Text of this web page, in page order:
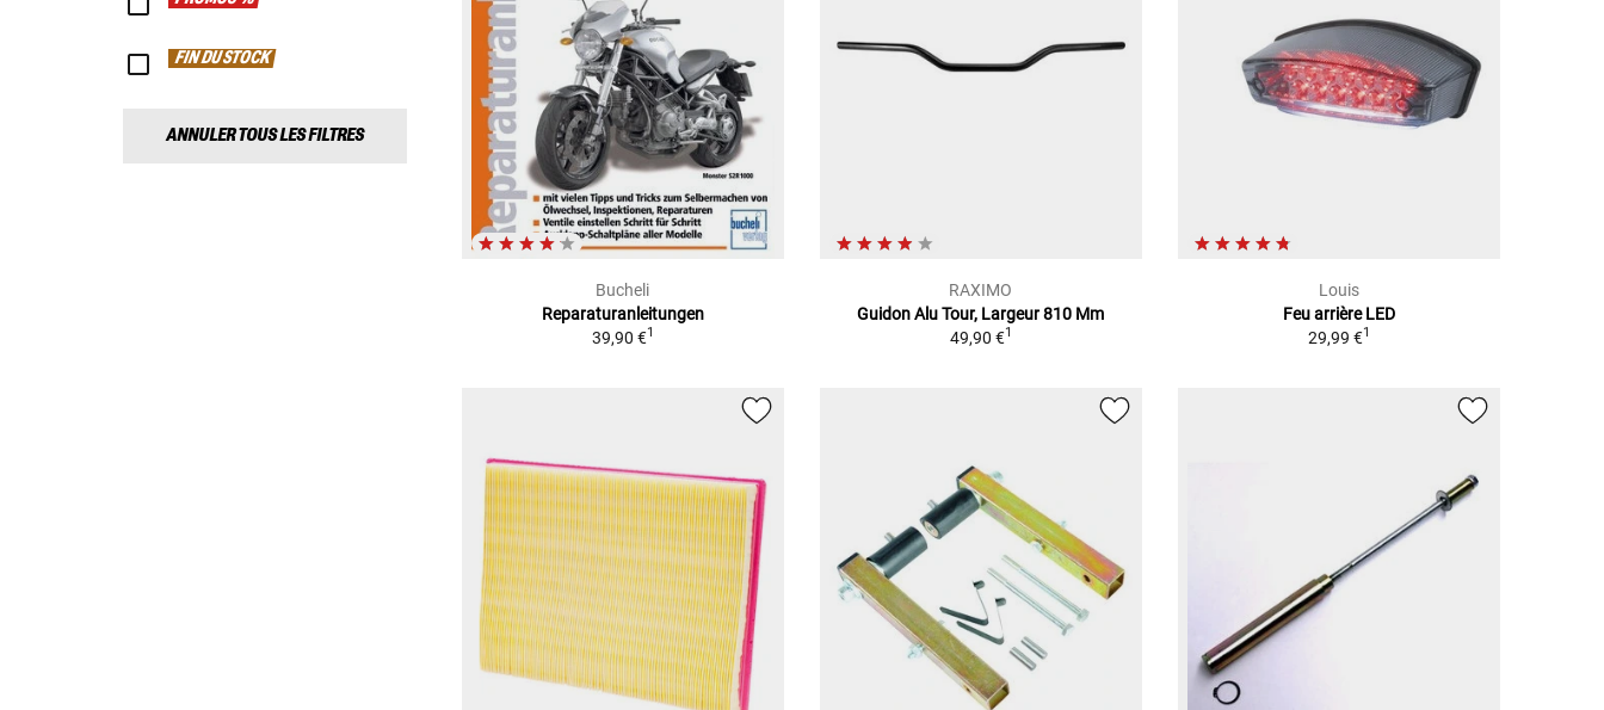
FIN DU STOCK
ANNULER TOUS LES FILTRES
Bucheli
Reparaturanleitungen
39,90 €1
RAXIMO
Guidon Alu Tour, Largeur 810 Mm
49,90 €1
Louis
Feu arrière LED
29,99 €1